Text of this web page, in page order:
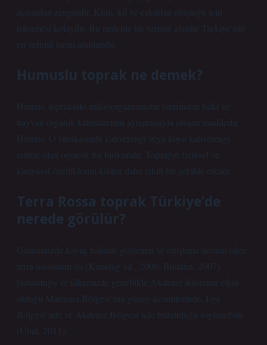
açısından zengindir. Kum, kil ve çakıldan oluştuğu için
işlenmesi kolaydır. Bu nedenle bu verimli alanlar Türkiye’nin
en verimli tarım alanlarıdır.
Humuslu toprak ne demek?
Humus, topraktaki mikroorganizmalar tarafından bitki ve
hayvan organik kalıntılarının ayrışmasıyla oluşan maddedir.
Humus, O tabakasında kahverengi veya koyu kahverengi
renkte olan organik bir birikimdir. Toprağın fiziksel ve
kimyasal özelliklerini kilden daha etkili bir şekilde etkiler.
Terra Rossa toprak Türkiye’de
nerede görülür?
Günümüzde kayaç halinde gözlenen ve oluşumu devam eden
terra rossaların da (Karadağ vd., 2006; Budahn, 2007)
bulunduğu ve ülkemizde genellikle Akdeniz ikliminin etkili
olduğu Marmara Bölgesi’nin güney kesimlerinde, Ege
Bölgesi’nde ve Akdeniz Bölgesi’nde bulunduğu söylenebilir
(Ünal, 2011).